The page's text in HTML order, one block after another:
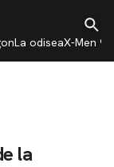
La odiseaX-Men 97
la